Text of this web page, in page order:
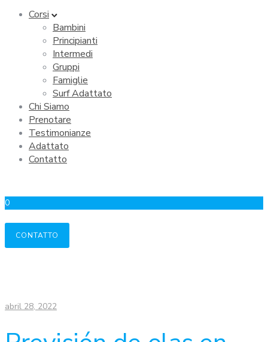
Corsi
Bambini
Principianti
Intermedi
Gruppi
Famiglie
Surf Adattato
Chi Siamo
Prenotare
Testimonianze
Adattato
Contatto
0
CONTATTO
abril 28, 2022